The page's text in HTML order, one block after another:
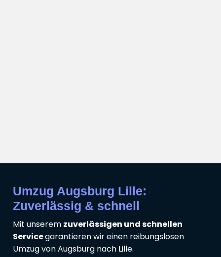
Umzug Augsburg Lille:
Zuverlässig & schnell
Mit unserem zuverlässigen und schnellen
Servicegarantieren wir einen reibungslosen
Umzug von Augsburg nach Lille.